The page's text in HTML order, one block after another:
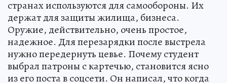
странах используются для самообороны. Их
держат для защиты жилища, бизнеса.
Оружие, действительно, очень простое,
надежное. Для перезарядки после выстрела
нужно передернуть цевье. Почему студент
выбрал патроны с картечью, становится ясно
из его поста в соцсети. Он написал, что когда